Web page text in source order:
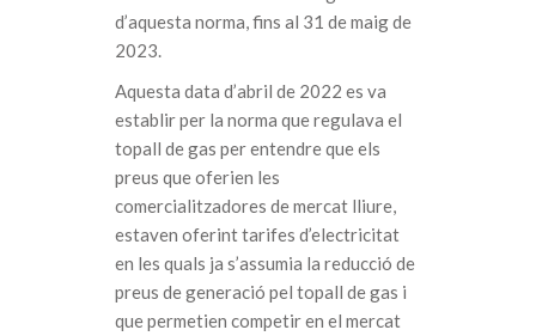
d’aquesta norma, fins al 31 de maig de
2023.
Aquesta data d’abril de 2022 es va
establir per la norma que regulava el
topall de gas per entendre que els
preus que oferien les
comercialitzadores de mercat lliure,
estaven oferint tarifes d’electricitat
en les quals ja s’assumia la reducció de
preus de generació pel topall de gas i
que permetien competir en el mercat